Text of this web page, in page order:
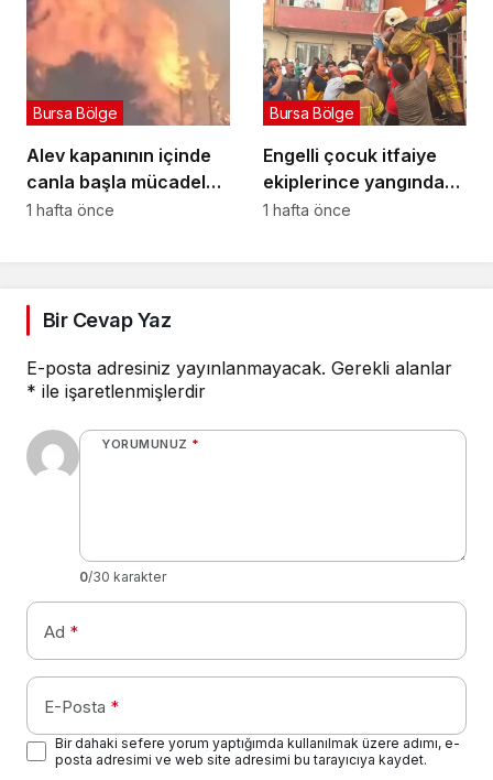
Alev kapanının içinde
canla başla mücadele
ettiler:
Bursa Bölge
1 hafta önce
Engelli çocuk itfaiye
ekiplerince yangından
kurtarıldı
Bursa Bölge
1 hafta önce
Bir Cevap Yaz
E-posta adresiniz yayınlanmayacak. Gerekli alanlar
* ile işaretlenmişlerdir
YORUMUNUZ *
0/30 karakter
Ad *
E-Posta *
Bir dahaki sefere yorum yaptığımda kullanılmak üzere adımı, e-
posta adresimi ve web site adresimi bu tarayıcıya kaydet.